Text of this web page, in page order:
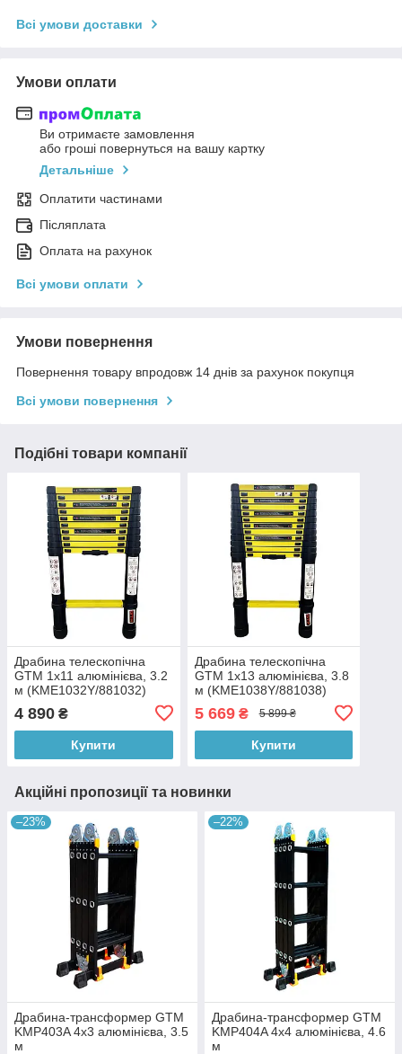
Всі умови доставки
Умови оплати
Ви отримаєте замовлення
або гроші повернуться на вашу картку
Детальніше
Оплатити частинами
Післяплата
Оплата на рахунок
Всі умови оплати
Умови повернення
Повернення товару впродовж 14 днів за рахунок покупця
Всі умови повернення
Подібні товари компанії
Драбина телескопічна
GTM 1x11 алюмінієва, 3.2
м (KME1032Y/881032)
4 890 ₴
Купити
Драбина телескопічна
GTM 1x13 алюмінієва, 3.8
м (KME1038Y/881038)
5 669₴ 5 899 ₴
Купити
Акційні пропозиції та новинки
–23%
Драбина-трансформер GTM
KMP403A 4х3 алюмінієва, 3.5
м
–22%
Драбина-трансформер GTM
KMP404A 4х4 алюмінієва, 4.6
м